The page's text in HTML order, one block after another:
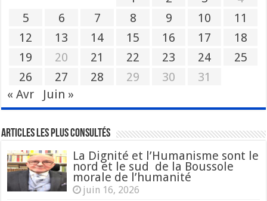
5
6 7 8 9 10
11
12
13 14 15 16 17
18
19
20 21 22 23 24
25
26
27 28 29 30
31
« Avr
Juin »
Articles les plus consultés
La Dignité et l’Humanisme sont le
nord et le sud de la Boussole
morale de l’humanité
juin 16, 2026